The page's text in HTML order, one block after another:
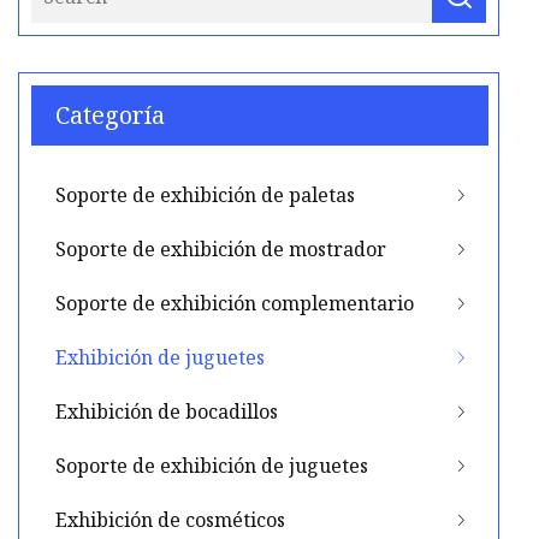
Categoría
Soporte de exhibición de paletas
Soporte de exhibición de mostrador
Soporte de exhibición complementario
Exhibición de juguetes
Exhibición de bocadillos
Soporte de exhibición de juguetes
Exhibición de cosméticos